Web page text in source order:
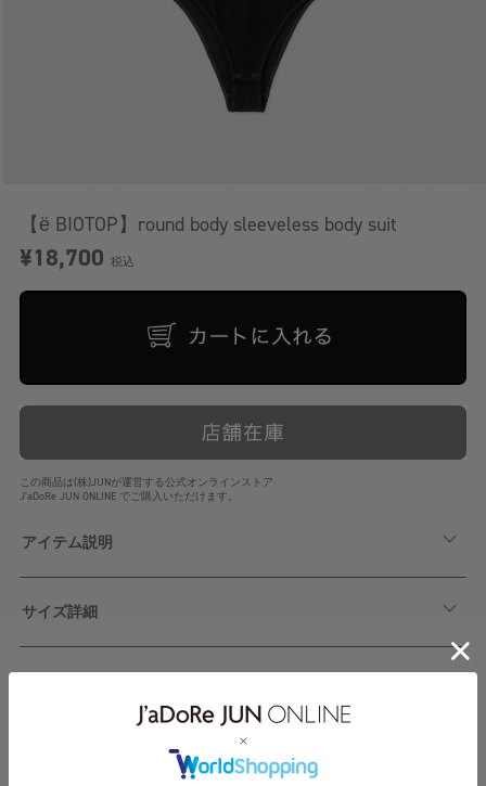
【ё BIOTOP】round body sleeveless body suit
¥18,700 税込
この商品は(株)JUNが運営する公式オンラインストア
J'aDoRe JUN ONLINE でご購入いただけます。
アイテム説明
サイズ詳細